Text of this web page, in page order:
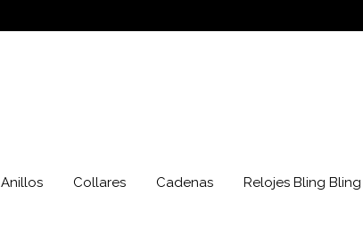
Anillos Collares Cadenas Relojes Bling Bling